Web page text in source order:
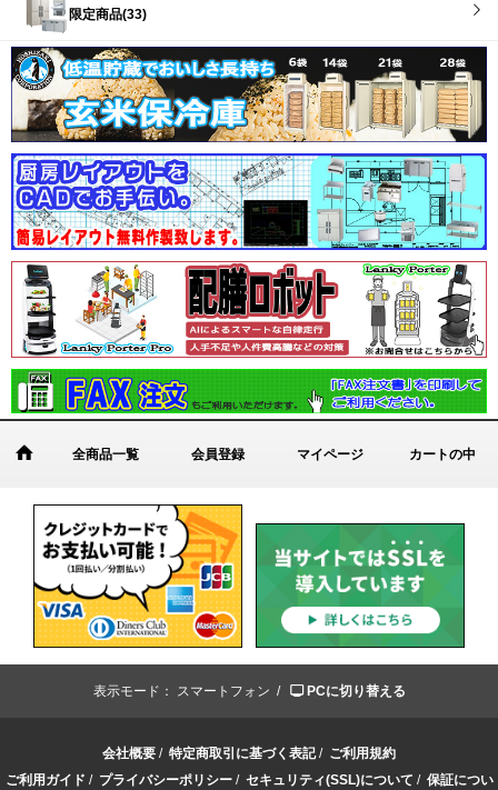
限定商品(33)
全商品一覧 会員登録 マイページ カートの中
表示モード： スマートフォン / PCに切り替える
会社概要 / 特定商取引に基づく表記/ ご利用規約
ご利用ガイド / プライバシーポリシー/ セキュリティ(SSL)について / 保証につい